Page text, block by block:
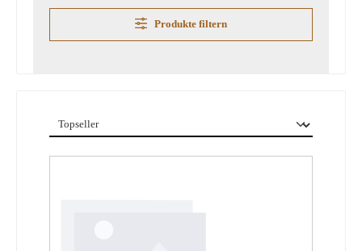
Produkte filtern